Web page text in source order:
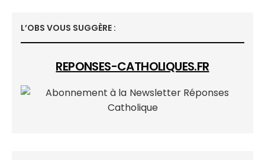
L’OBS VOUS SUGGÈRE :
REPONSES-CATHOLIQUES.FR